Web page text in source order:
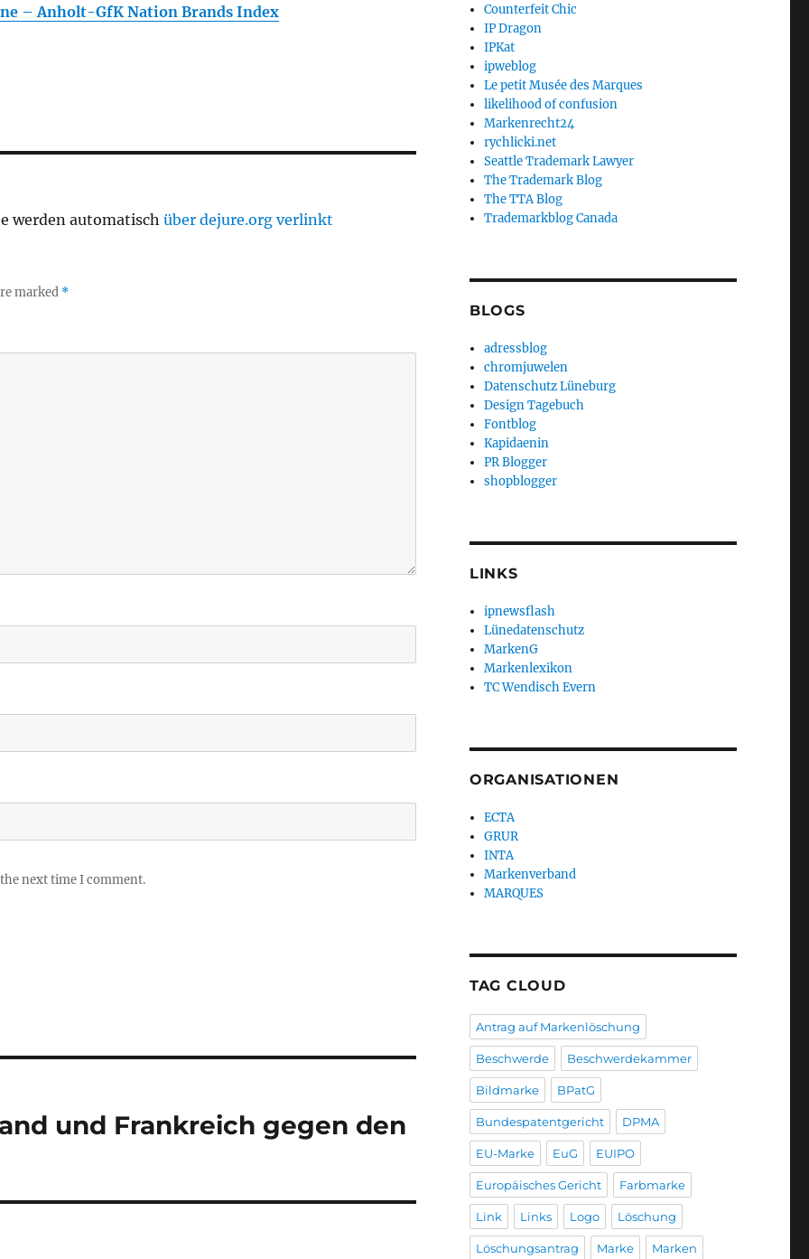
– Anholt-GfK Nation Brands Index
werden automatischüber dejure.org verlinkt
marked *
next time I comment.
und Frankreich gegen den
Counterfeit Chic
IP Dragon
IPKat
ipweblog
Le petit Musée des Marques
likelihood of confusion
Markenrecht24
rychlicki.net
Seattle Trademark Lawyer
The Trademark Blog
The TTA Blog
Trademarkblog Canada
BLOGS
adressblog
chromjuwelen
Datenschutz Lüneburg
Design Tagebuch
Fontblog
Kapidaenin
PR Blogger
shopblogger
LINKS
ipnewsflash
Lünedatenschutz
MarkenG
Markenlexikon
TC Wendisch Evern
ORGANISATIONEN
ECTA
GRUR
INTA
Markenverband
MARQUES
TAG CLOUD
Antrag auf Markenlöschung
Beschwerde Beschwerdekammer
Bildmarke BPatG
Bundespatentgericht DPMA
EU-Marke EuG EUIPO
Europäisches Gericht Farbmarke
Link Links Logo Löschung
Löschungsantrag Marke Marken